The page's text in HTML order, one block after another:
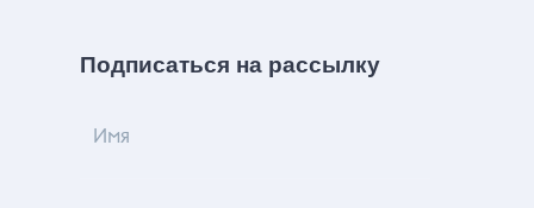
Подписаться на рассылку
Имя